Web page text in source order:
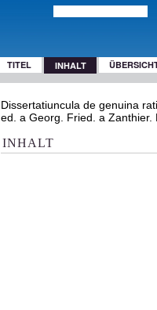
TITEL INHALT
Dissertatiuncula de genuina
ed. a Georg. Fried. a
INHALT